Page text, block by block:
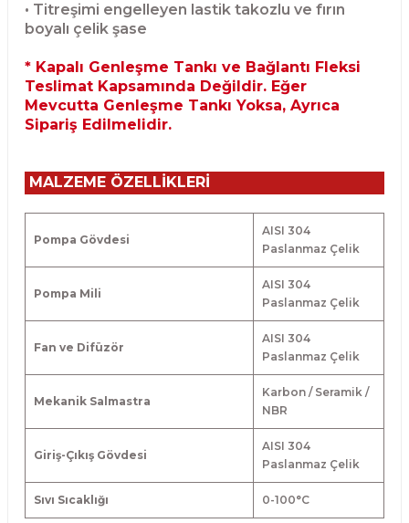
• Titreşimi engelleyen lastik takozlu ve fırın
boyalı çelik şase
* Kapalı Genleşme Tankı ve Bağlantı Fleksi
Teslimat Kapsamında Değildir. Eğer
Mevcutta Genleşme Tankı Yoksa, Ayrıca
Sipariş Edilmelidir.
MALZEME ÖZELLİKLERİ
Pompa Gövdesi
AISI 304
Paslanmaz Çelik
Pompa Mili
AISI 304
Paslanmaz Çelik
Fan ve Difüzör
AISI 304
Paslanmaz Çelik
Mekanik Salmastra
Karbon / Seramik /
NBR
Giriş-Çıkış Gövdesi
AISI 304
Paslanmaz Çelik
Sıvı Sıcaklığı 0-100°C